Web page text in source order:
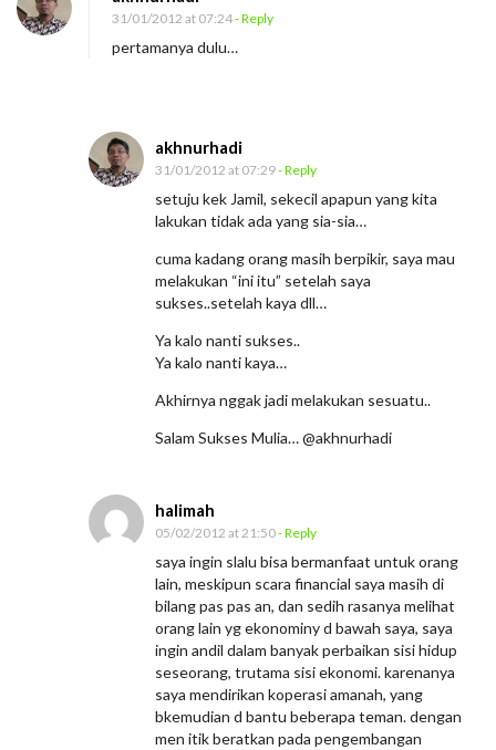
R
31/01/2012 at 07:24- Reply
pertamanya dulu…
akhnurhadi
31/01/2012 at 07:29- Reply
setuju kek Jamil, sekecil apapun yang kita
lakukan tidak ada yang sia-sia…
cuma kadang orang masih berpikir, saya mau
melakukan “ini itu” setelah saya
sukses..setelah kaya dll…
Ya kalo nanti sukses..
Ya kalo nanti kaya…
Akhirnya nggak jadi melakukan sesuatu..
Salam Sukses Mulia… @akhnurhadi
halimah
05/02/2012 at 21:50- Reply
saya ingin slalu bisa bermanfaat untuk orang
lain, meskipun scara financial saya masih di
bilang pas pas an, dan sedih rasanya melihat
orang lain yg ekonominy d bawah saya, saya
ingin andil dalam banyak perbaikan sisi hidup
seseorang, trutama sisi ekonomi. karenanya
saya mendirikan koperasi amanah, yang
bkemudian d bantu beberapa teman. dengan
men itik beratkan pada pengembangan